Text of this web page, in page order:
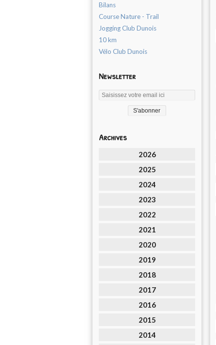
Bilans
Course Nature - Trail
Jogging Club Dunois
10 km
Vélo Club Dunois
Newsletter
Archives
2026
2025
2024
2023
2022
2021
2020
2019
2018
2017
2016
2015
2014